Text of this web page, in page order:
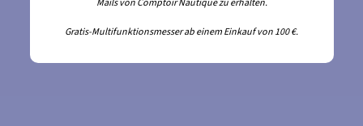
Gratis-Multifunktionsmesser ab einem Einkauf von 100 €.